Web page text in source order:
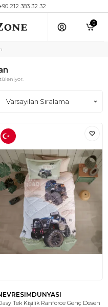
212 383 32 32
0
Tek Kişilik Ranforce Genç Desen